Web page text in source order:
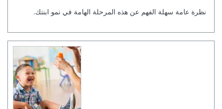
نظرة عامة سهلة الفهم عن هذه المرحلة الهامة في نمو ابنتك.